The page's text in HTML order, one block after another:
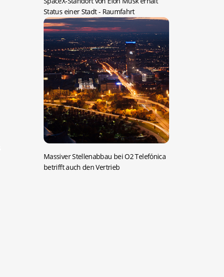
Status einer Stadt- Raumfahrt
Massiver Stellenabbau bei O2 Telefónica
betrifft auch den Vertrieb